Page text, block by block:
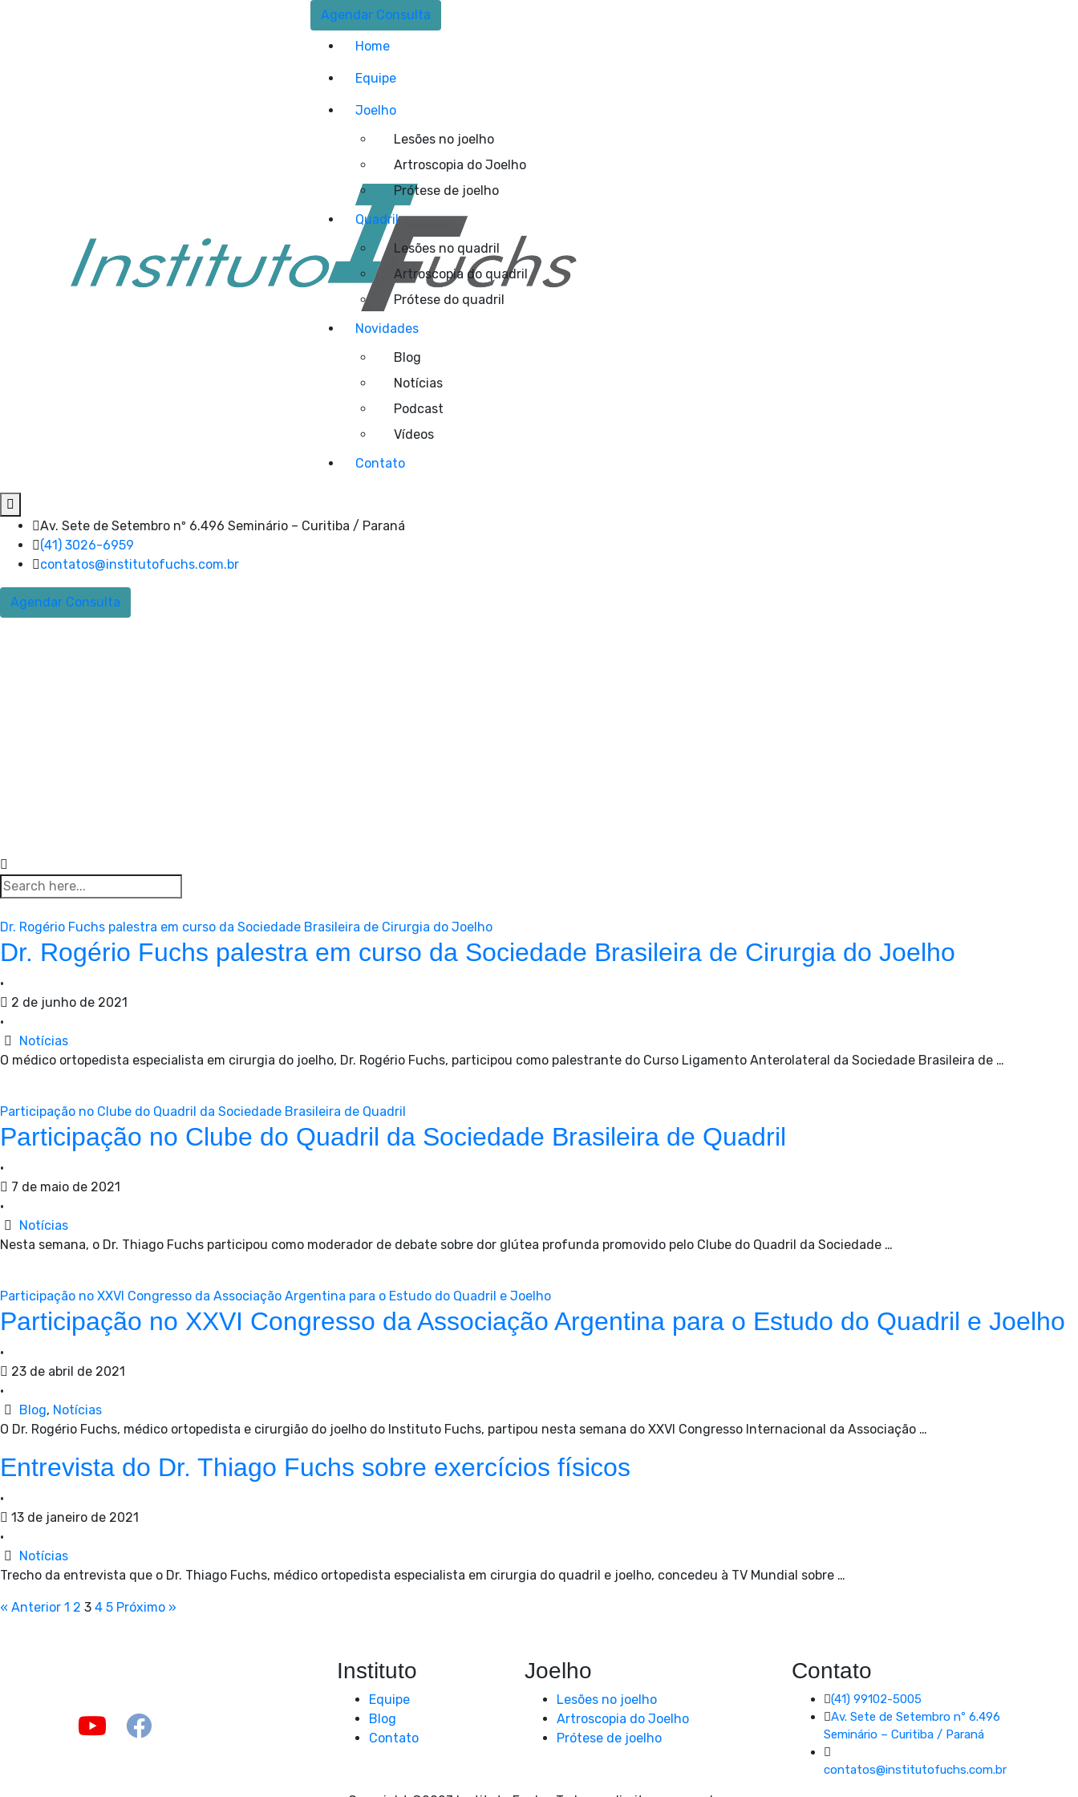
Agendar Consulta
Home
Equipe
Joelho
Lesões no joelho
Artroscopia do Joelho
Prótese de joelho
Quadril
Lesões no quadril
Artroscopia do quadril
Prótese do quadril
Novidades
Blog
Notícias
Podcast
Vídeos
Contato
Av. Sete de Setembro nº 6.496 Seminário – Curitiba / Paraná
(41) 3026-6959
contatos@institutofuchs.com.br
Agendar Consulta
Dr. Rogério Fuchs palestra em curso da Sociedade Brasileira de Cirurgia do Joelho
Dr. Rogério Fuchs palestra em curso da Sociedade Brasileira de Cirurgia do Joelho
•
2 de junho de 2021
•
Notícias
O médico ortopedista especialista em cirurgia do joelho, Dr. Rogério Fuchs, participou como palestrante do Curso Ligamento Anterolateral da Sociedade Brasileira de …
Participação no Clube do Quadril da Sociedade Brasileira de Quadril
Participação no Clube do Quadril da Sociedade Brasileira de Quadril
•
7 de maio de 2021
•
Notícias
Nesta semana, o Dr. Thiago Fuchs participou como moderador de debate sobre dor glútea profunda promovido pelo Clube do Quadril da Sociedade …
Participação no XXVI Congresso da Associação Argentina para o Estudo do Quadril e Joelho
Participação no XXVI Congresso da Associação Argentina para o Estudo do Quadril e Joelho
•
23 de abril de 2021
•
Blog, Notícias
O Dr. Rogério Fuchs, médico ortopedista e cirurgião do joelho do Instituto Fuchs, partipou nesta semana do XXVI Congresso Internacional da Associação …
Entrevista do Dr. Thiago Fuchs sobre exercícios físicos
•
13 de janeiro de 2021
•
Notícias
Trecho da entrevista que o Dr. Thiago Fuchs, médico ortopedista especialista em cirurgia do quadril e joelho, concedeu à TV Mundial sobre …
« Anterior 1 2 3 4 5 Próximo »
Instituto
Equipe
Blog
Contato
Joelho
Lesões no joelho
Artroscopia do Joelho
Prótese de joelho
Contato
(41) 99102-5005
Av. Sete de Setembro nº 6.496
Seminário – Curitiba / Paraná
contatos@institutofuchs.com.br